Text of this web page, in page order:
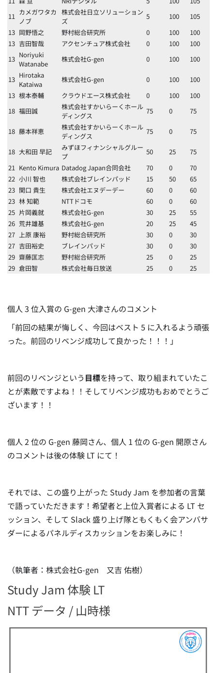
11 カメガワタカ
ノブ
株式会社日立ソリューション
ズ
5 100
105
13 岡野悟之 野村総合研究所 0 100
100
13 吉田智哉 アクセンチュア株式会社 0 100
100
13 Noriyuki
Watanabe
株式会社G-gen 0 100 100
13 Hirotaka
Kataiwa
株式会社G-gen 0 100
100
13 根本泰輔 クラウドエース株式会社 0 100
100
18 福田誠
株式会社すかいらーくホール
ディングス
75 0 75
18 藤本祥恵
株式会社すかいらーくホール
ディングス
75 0 75
18 大和田 早記
みずほフィナンシャルグルー
プ
50 25
75
21 Kento Kimura Datadog Japan合同会社 70 0
70
22 小川 智也 株式会社ブレインパッド 15 50
65
23 関口 貴生 株式会社エヌデーデー 60 0
60
23 林 知範 NTTドコモ 60 0
60
25 片岡義就 株式会社G-gen 30 25
55
26 荒井雄基 株式会社G-gen 20 25
45
27
上原 康裕 野村総合研究所 30 0
30
27 吉田裕史 ブレインパッド 30 0
30
29 齋藤匡志 野村総合研究所 25 0
25
29 倉田智 株式会社毎日放送 25 0 25
個人 3 位入賞の G-gen 大津さんのコメント
「前回の結果が悔しく、今回はベスト 5 に入れるよう頑張
った。前回のリベンジ成功して良かった！！！」
前回のリベンジという 目標を持って、取り組まれていたこ
とが素敵ですよね！！そしてリベンジ成功もおめでとうご
ざいます！！
個人 2 位の G-gen 藤岡さん、個人 1 位の G-gen 開原さん
のコメントは後の体験 LT にて！
それでは、この盛り上がった Study Jam を参加者の言葉
で語っていただきます！希望者と上位入賞者による LT セ
ッション、そして Slack 盛り上げ隊ともくもく会アンバサ
ダーによるパネルディスカッションをお楽しみに！
（執筆者：株式会社G-gen 又吉 佑樹）
Study Jam 体験 LT
NTT データ / 山時様